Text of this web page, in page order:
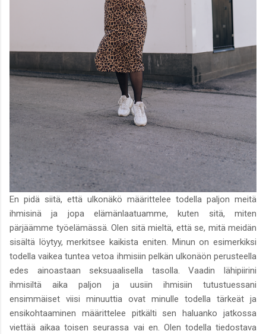
En pidä siitä, että ulkonäkö määrittelee todella paljon meitä
ihmisinä ja jopa elämänlaatuamme, kuten sitä, miten
pärjäämme työelämässä. Olen sitä mieltä, että se, mitä meidän
sisältä löytyy, merkitsee kaikista eniten. Minun on esimerkiksi
todella vaikea tuntea vetoa ihmisiin pelkän ulkonäön perusteella
edes ainoastaan seksuaalisella tasolla. Vaadin lähipiirini
ihmisiltä aika paljon ja uusiin ihmisiin tutustuessani
ensimmäiset viisi minuuttia ovat minulle todella tärkeät ja
ensikohtaaminen määrittelee pitkälti sen haluanko jatkossa
viettää aikaa toisen seurassa vai en. Olen todella tiedostava